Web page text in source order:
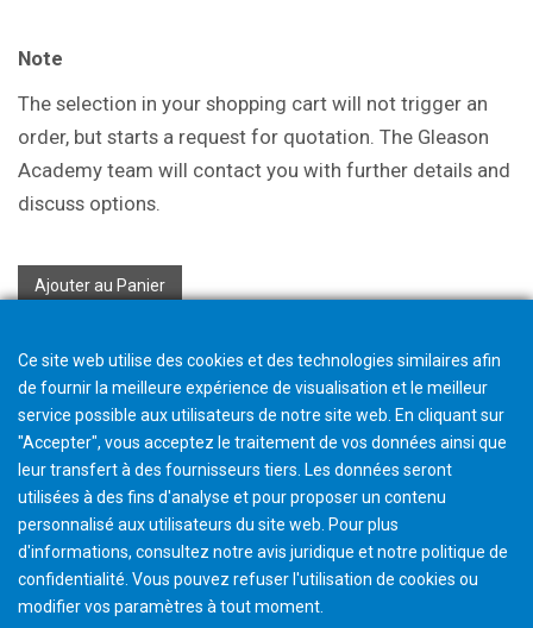
Note
The selection in your shopping cart will not trigger an
order, but starts a request for quotation. The Gleason
Academy team will contact you with further details and
discuss options.
Ajouter au Panier
Ce site web utilise des cookies et des technologies similaires afin
de fournir la meilleure expérience de visualisation et le meilleur
service possible aux utilisateurs de notre site web. En cliquant sur
"Accepter", vous acceptez le traitement de vos données ainsi que
leur transfert à des fournisseurs tiers. Les données seront
utilisées à des fins d'analyse et pour proposer un contenu
personnalisé aux utilisateurs du site web. Pour plus
d'informations, consultez notre avis juridique et notre politique de
confidentialité. Vous pouvez refuser l'utilisation de cookies ou
modifier vos paramètres à tout moment